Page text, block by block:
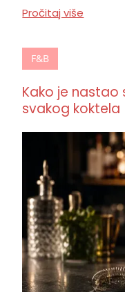
Pročitaj više
F&B
Kako je nastao
svakog koktela